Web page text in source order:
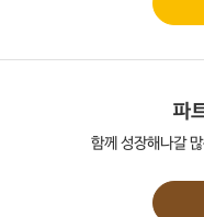
파
함께 성장해나갈